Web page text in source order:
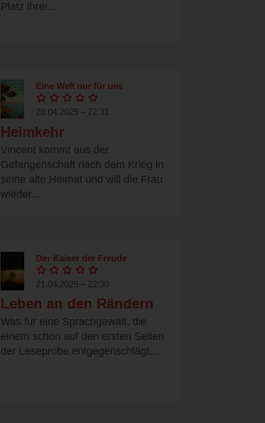
Platz ihrer...
Eine Welt nur für uns
28.04.2025 – 22:31
Heimkehr
Vincent kommt aus der
Gefangenschaft nach dem Krieg in
seine alte Heimat und will die Frau
wieder...
Der Kaiser der Freude
21.04.2025 – 22:30
Leben an den Rändern
Was für eine Sprachgewalt, die
einem schon auf den ersten Seiten
der Leseprobe entgegenschlägt....